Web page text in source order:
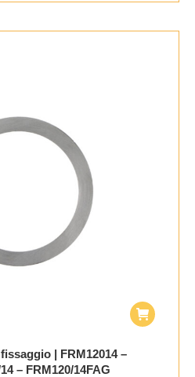
| FRM12014 –
– FRM120/14FAG